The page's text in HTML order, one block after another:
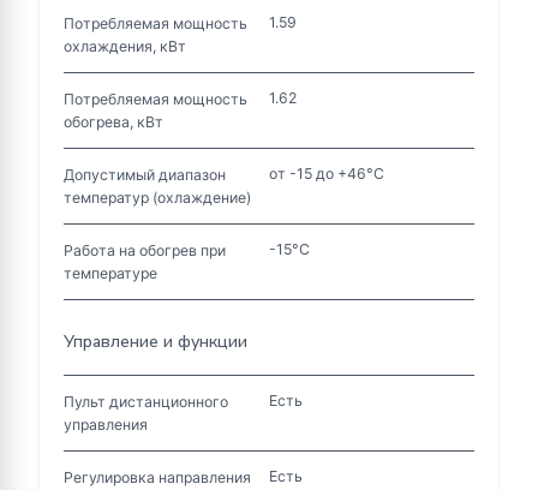
Потребляемая мощность
охлаждения, кВт
1.59
Потребляемая мощность
обогрева, кВт
1.62
Допустимый диапазон
температур (охлаждение)
от -15 до +46°C
Работа на обогрев при
температуре
-15°C
Управление и функции
Пульт дистанционного
управления
Есть
Регулировка направления
Есть